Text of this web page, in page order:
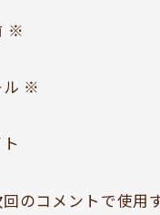
※
※
回のコメントで使用